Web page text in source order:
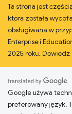
Ta strona jest
która została
obsługiwana w
Enterprise i
2025 roku. Dowiedz
Google używa
preferowany język.